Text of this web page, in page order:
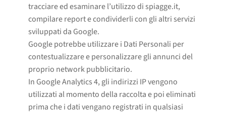
tracciare ed esaminare l’utilizzo di spiagge.it,
compilare report e condividerli con gli altri servizi
sviluppati da Google.
Google potrebbe utilizzare i Dati Personali per
contestualizzare e personalizzare gli annunci del
proprio network pubblicitario.
In Google Analytics 4, gli indirizzi IP vengono
utilizzati al momento della raccolta e poi eliminati
prima che i dati vengano registrati in qualsiasi